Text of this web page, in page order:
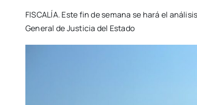
FISCALÍA. Este fin de semana se hará el
General de Justicia del Estado